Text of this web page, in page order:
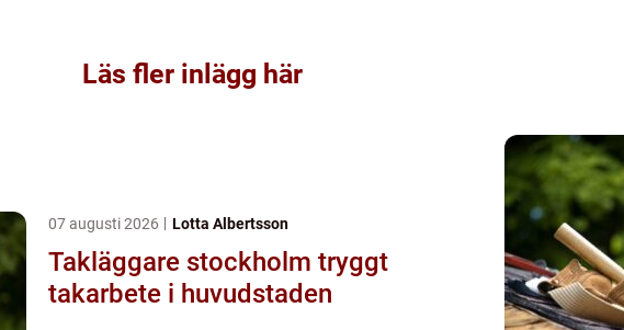
Läs fler inlägg här
07 augusti 2026 Lotta Albertsson
Takläggare stockholm tryggt
takarbete i huvudstaden